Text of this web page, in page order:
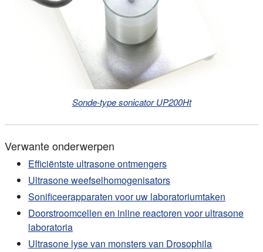
Sonde-type sonicator UP200Ht
Verwante onderwerpen
Efficiëntste ultrasone ontmengers
Ultrasone weefselhomogenisators
Sonificeerapparaten voor uw laboratoriumtaken
Doorstroomcellen en inline reactoren voor ultrasone
laboratoria
Ultrasone lyse van monsters van Drosophila